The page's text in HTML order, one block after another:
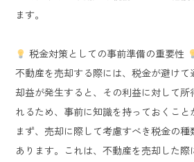
ます。
税金対策としての事前準備の重要性
不動産を売却する際には、税金が避けて
却益が発生すると、その利益に対して所
れるため、事前に知識を持っておくこと
まず、売却に際して考慮すべき税金の
あります。これは、不動産を売却した際